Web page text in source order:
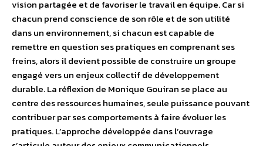
vision partagée et de favoriser le travail en équipe. Car si
chacun prend conscience de son rôle et de son utilité
dans un environnement, si chacun est capable de
remettre en question ses pratiques en comprenant ses
freins, alors il devient possible de construire un groupe
engagé vers un enjeux collectif de développement
durable. La réflexion de Monique Gouiran se place au
centre des ressources humaines, seule puissance pouvant
contribuer par ses comportements à faire évoluer les
pratiques. L’approche développée dans l’ouvrage